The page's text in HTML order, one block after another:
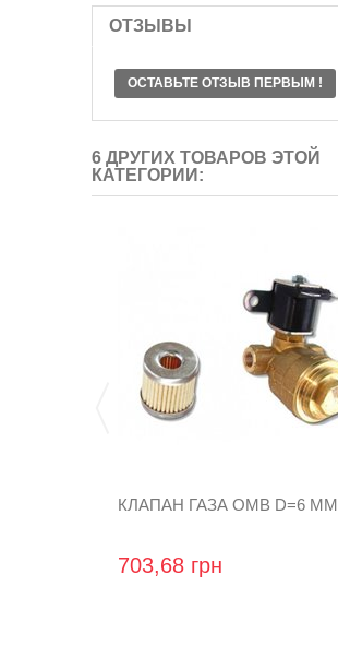
ОТЗЫВЫ
ОСТАВЬТЕ ОТЗЫВ ПЕРВЫМ !
6 ДРУГИХ ТОВАРОВ ЭТОЙ
КАТЕГОРИИ:
КЛАПАН ГАЗА OMB D=6 MM
703,68 грн